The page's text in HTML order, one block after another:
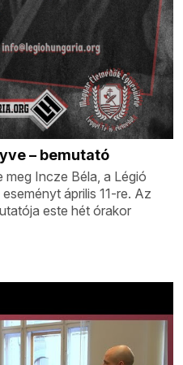
– bemutató
meg Incze Béla, a Légió
április 11-re. Az
este hét órakor